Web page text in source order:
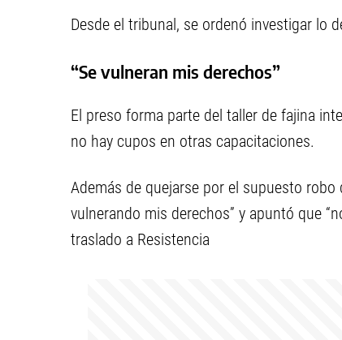
Desde el tribunal, se ordenó investigar lo
“Se vulneran mis derechos”
El preso forma parte del taller de fajina
no hay cupos en otras capacitaciones.
Además de quejarse por el supuesto
vulnerando mis derechos” y apuntó que
traslado a Resistencia